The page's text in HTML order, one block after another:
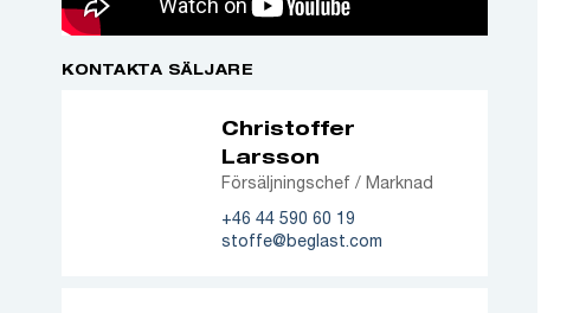
KONTAKTA SÄLJARE
Christoffer
Larsson
Försäljningschef / Marknad
+46 44 590 60 19
stoffe@beglast.com